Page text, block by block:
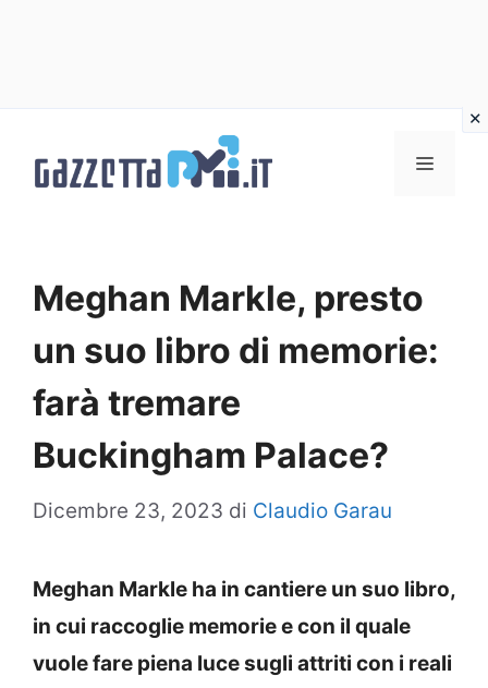
Menu
Meghan Markle, presto
un suo libro di memorie:
farà tremare
Buckingham Palace?
Dicembre 23, 2023 di Claudio Garau
Meghan Markle ha in cantiere un suo libro,
in cui raccoglie memorie e con il quale
vuole fare piena luce sugli attriti con i reali